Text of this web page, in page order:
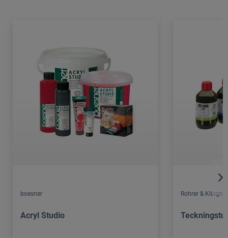
boesner
Acryl Studio
Rohrer & Klingner